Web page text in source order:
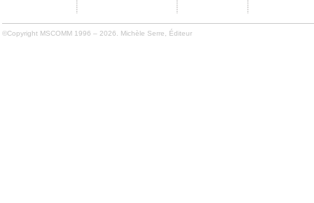
©Copyright MSCOMM 1996 – 2026. Michèle Serre, Éditeur